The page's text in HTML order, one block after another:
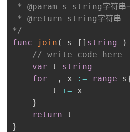
* @param s string字符串
* @return string字符串
*/
func
join ( s [ ] string )
// write code here
var t string
for
, x := range s
        t
+= x
}
return
}